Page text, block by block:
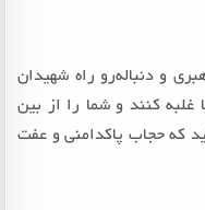
و دنباله‌رو راه شهیدان
غلبه کنند و شما را از بین
که حجاب پاکدامنی و عفت